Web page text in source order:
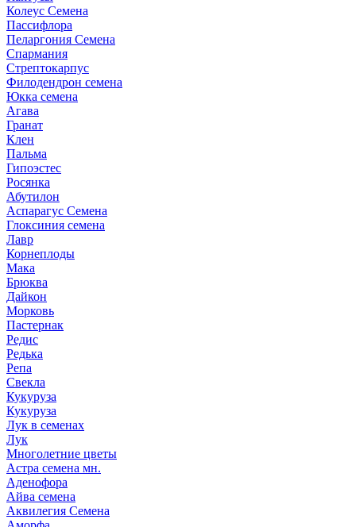
Колеус Семена
Пассифлора
Пеларгония Семена
Спармания
Стрептокарпус
Филодендрон семена
Юкка семена
Агава
Гранат
Клен
Пальма
Гипоэстес
Росянка
Абутилон
Аспарагус Семена
Глоксиния семена
Лавр
Корнеплоды
Мака
Брюква
Дайкон
Морковь
Пастернак
Редис
Редька
Репа
Свекла
Кукуруза
Кукуруза
Лук в семенах
Лук
Многолетние цветы
Астра семена мн.
Аденофора
Айва семена
Аквилегия Семена